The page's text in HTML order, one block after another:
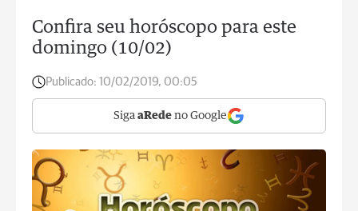
Confira seu horóscopo para este
domingo (10/02)
Publicado: 10/02/2019, 00:05
Siga aRede no Google